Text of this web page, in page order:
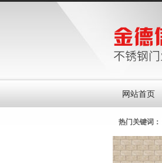
网站首页
热门关键词：